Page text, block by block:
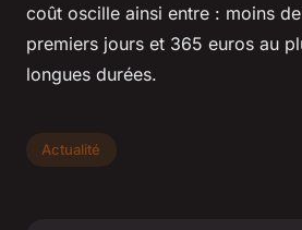
coût oscille ainsi entre : moins
premiers jours et 365 euros au
longues durées.
Actualité